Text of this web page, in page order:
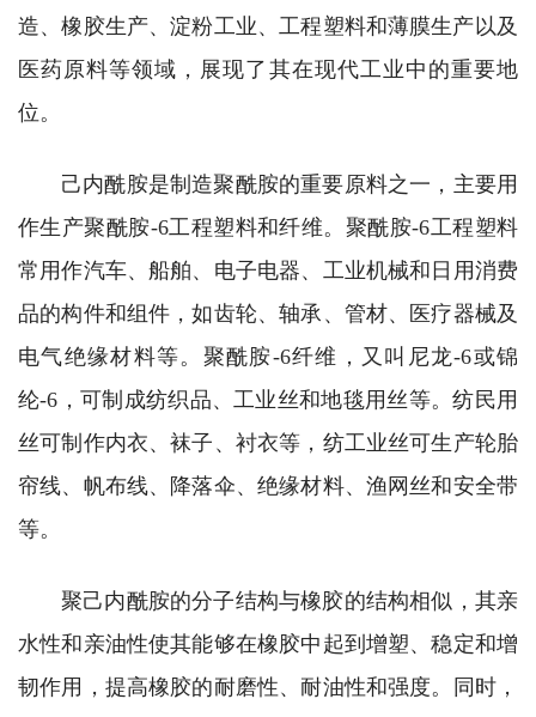
造、橡胶生产、淀粉工业、‌工程塑料和薄膜生产以及‌
医药原料等领域，展现了其在现代工业中的重要地
位。
己内酰胺是制造聚酰胺的重要原料之一，主要用
作生产聚酰胺-6工程塑料和纤维。聚酰胺-6工程塑料
常用作汽车、船舶、电子电器、工业机械和日用消费
品的构件和组件，如齿轮、轴承、管材、医疗器械及
电气绝缘材料等。聚酰胺-6纤维，又叫尼龙-6或锦
纶-6，可制成纺织品、工业丝和地毯用丝等。纺民用
丝可制作内衣、袜子、衬衣等，纺工业丝可生产轮胎
帘线、帆布线、降落伞、绝缘材料、渔网丝和安全带
等。‌
聚己内酰胺的分子结构与橡胶的结构相似，其亲
水性和亲油性使其能够在橡胶中起到增塑、稳定和增
韧作用，提高橡胶的耐磨性、耐油性和强度。同时，